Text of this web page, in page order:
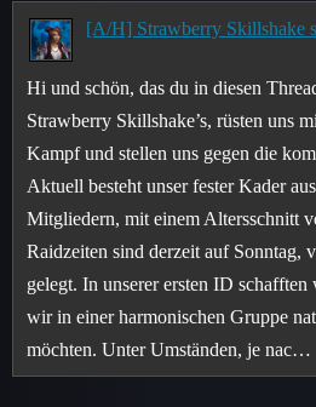
Hi und schön, das du in diesen
Strawberry Skillshake’s, rüsten uns
Kampf und stellen uns gegen die
Aktuell besteht unser fester Kader
Mitgliedern, mit einem Altersschnitt
Raidzeiten sind derzeit auf Sonntag,
gelegt. In unserer ersten ID
wir in einer harmonischen Gruppe
möchten. Unter Umständen, je nac…